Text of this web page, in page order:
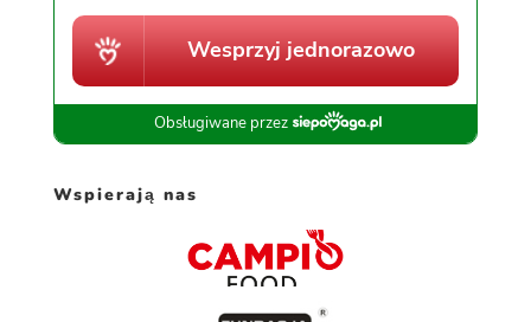
Wspierają nas